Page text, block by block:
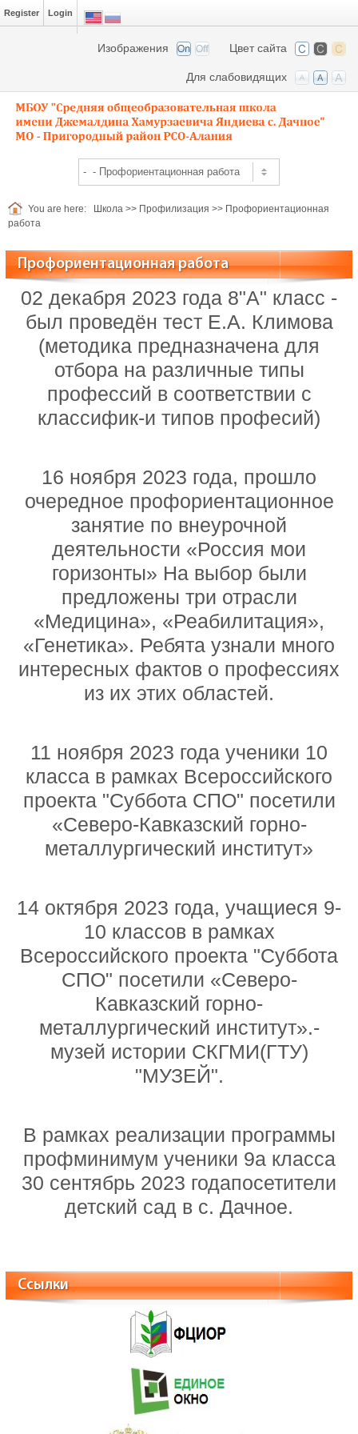
Register Login
Цвет сайта
Изображения
Для слабовидящих
You are here: Школа >> Профилизация >> Профориентационная
работа
Профориентационная работа
02 декабря 2023 года 8"А" класс -
был проведён тест Е.А. Климова
(методика предназначена для
отбора на различные типы
профессий в соответствии с
классифик-и типов професий)
16 ноября 2023 года, прошло
очередное профориентационное
занятие по внеурочной
деятельности «Россия мои
горизонты» На выбор были
предложены три отрасли
«Медицина», «Реабилитация»,
«Генетика». Ребята узнали много
интересных фактов о профессиях
из их этих областей.
11 ноября 2023 года ученики 10
класса в рамках Всероссийского
проекта "Суббота СПО" посетили
«Северо-Кавказский горно-
металлургический институт»
14 октября 2023 года, учащиеся 9-
10 классов в рамках
Всероссийского проекта "Суббота
СПО" посетили «Северо-
Кавказский горно-
металлургический институт».-
музей истории СКГМИ(ГТУ)
"МУЗЕЙ".
В рамках реализации программы
профминимум ученики 9а класса
30 сентябрь 2023 годапосетители
детский сад в с. Дачное.
Ссылки